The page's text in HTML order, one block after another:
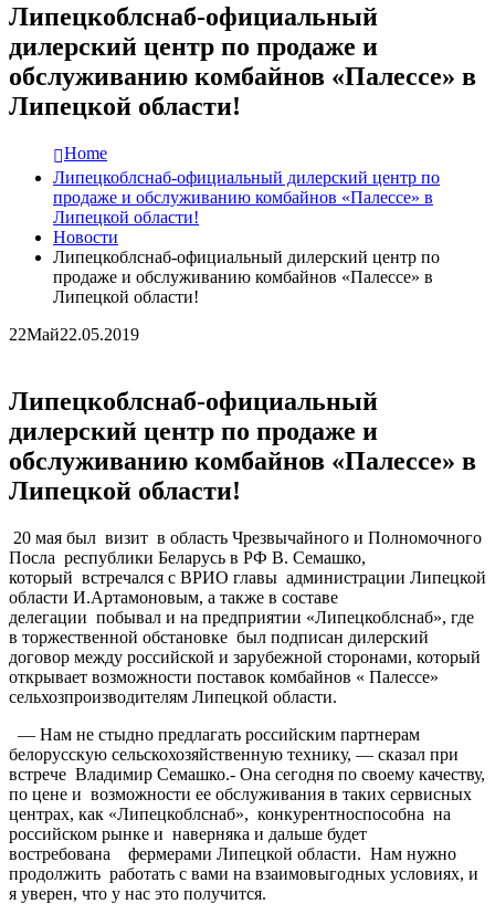
Липецкоблснаб-официальный
дилерский центр по продаже и
обслуживанию комбайнов «Палессе» в
Липецкой области!
Home
Липецкоблснаб-официальный дилерский центр по
продаже и обслуживанию комбайнов «Палессе» в
Липецкой области!
Новости
Липецкоблснаб-официальный дилерский центр по
продаже и обслуживанию комбайнов «Палессе» в
Липецкой области!
22Май22.05.2019
Липецкоблснаб-официальный
дилерский центр по продаже и
обслуживанию комбайнов «Палессе» в
Липецкой области!
20 мая был визит в область Чрезвычайного и Полномочного
Посла республики Беларусь в РФ В. Семашко,
который встречался с ВРИО главы администрации Липецкой
области И.Артамоновым, а также в составе
делегации побывал и на предприятии «Липецкоблснаб», где
в торжественной обстановке был подписан дилерский
договор между российской и зарубежной сторонами, который
открывает возможности поставок комбайнов « Палессе»
сельхозпроизводителям Липецкой области.
— Нам не стыдно предлагать российским партнерам
белорусскую сельскохозяйственную технику, — сказал при
встрече Владимир Семашко.- Она сегодня по своему качеству,
по цене и возможности ее обслуживания в таких сервисных
центрах, как «Липецкоблснаб», конкурентноспособна на
российском рынке и наверняка и дальше будет
востребована фермерами Липецкой области. Нам нужно
продолжить работать с вами на взаимовыгодных условиях, и
я уверен, что у нас это получится.